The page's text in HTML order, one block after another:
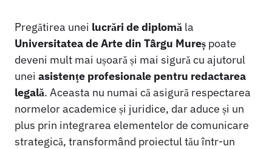
Pregătirea unei lucrări de diplomă la
Universitatea de Arte din Târgu Mureș poate
deveni mult mai ușoară și mai sigură cu ajutorul
unei asistențe profesionale pentru redactarea
legală. Aceasta nu numai că asigură respectarea
normelor academice și juridice, dar aduce și un
plus prin integrarea elementelor de comunicare
strategică, transformând proiectul tău într-un